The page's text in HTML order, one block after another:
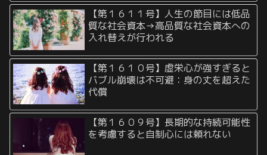
【第１６１１号】人生の節目には低品
質な社会資本→高品質な社会資本への
入れ替えが行われる
【第１６１０号】虚栄心が強すぎると
バブル崩壊は不可避：身の丈を超えた
代償
【第１６０９号】長期的な持続可能性
を考慮すると自制心には頼れない